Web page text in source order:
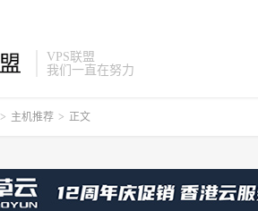
VPS联盟
我们一直在努力
> 主机推荐 > 正文